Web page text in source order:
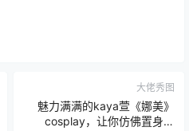
大佬秀图
魅力满满的kaya萱《娜美》
cosplay，让你仿佛置身于